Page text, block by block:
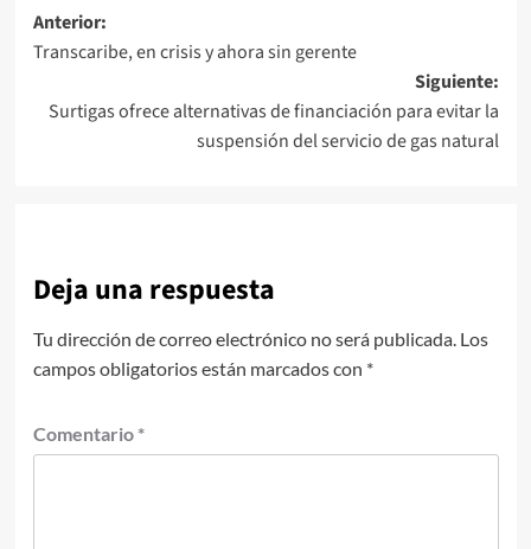
Navegación
de
entradas
Anterior:
Transcaribe, en crisis y ahora sin gerente
Siguiente:
Surtigas ofrece alternativas de financiación para evitar la
suspensión del servicio de gas natural
Deja una respuesta
Tu dirección de correo electrónico no será publicada. Los
campos obligatorios están marcados con *
Comentario *